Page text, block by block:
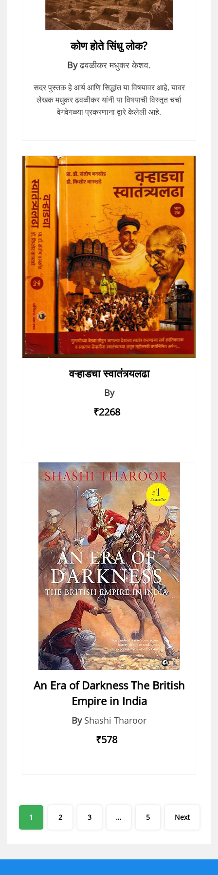
कोण होते सिंधु लोक?
By ढवळीकर मधुकर केशव.
सदर पुस्तक हे आर्य आणि सिद्धांत या विषयावर आहे, यावर
लेखक मधुकर ढवळीकर यांनी या विषयाची विस्तृत चर्चा
वेगवेगळ्या प्रकरणाना द्वारे केलेली आहे.
वऱ्हाडचा स्वातंत्र्यलढा
By
₹2268
An Era of Darkness The British
Empire in India
By Shashi Tharoor
₹578
Posts
1 2 3 … 5 Next